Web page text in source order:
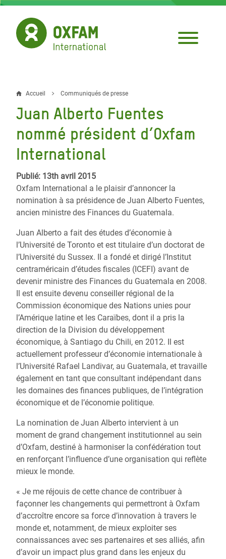
Aller
contenu
principal
Fil
d'Ariane
Accueil Communiqués de presse
Juan Alberto Fuentes
nommé président d’Oxfam
International
Publié: 13th avril 2015
Oxfam International a le plaisir d’annoncer la
nomination à sa présidence de Juan Alberto Fuentes,
ancien ministre des Finances du Guatemala.
Juan Alberto a fait des études d’économie à
l’Université de Toronto et est titulaire d’un doctorat de
l’Université du Sussex. Il a fondé et dirigé l’Institut
centraméricain d’études fiscales (ICEFI) avant de
devenir ministre des Finances du Guatemala en 2008.
Il est ensuite devenu conseiller régional de la
Commission économique des Nations unies pour
l’Amérique latine et les Caraïbes, dont il a pris la
direction de la Division du développement
économique, à Santiago du Chili, en 2012. Il est
actuellement professeur d’économie internationale à
l’Université Rafael Landivar, au Guatemala, et travaille
également en tant que consultant indépendant dans
les domaines des finances publiques, de l’intégration
économique et de l’économie politique.
La nomination de Juan Alberto intervient à un
moment de grand changement institutionnel au sein
d’Oxfam, destiné à harmoniser la confédération tout
en renforçant l’influence d’une organisation qui reflète
mieux le monde.
« Je me réjouis de cette chance de contribuer à
façonner les changements qui permettront à Oxfam
d’accroître encore sa force d’innovation à travers le
monde et, notamment, de mieux exploiter ses
connaissances avec ses partenaires et ses alliés, afin
d’avoir un impact plus grand dans les enjeux du